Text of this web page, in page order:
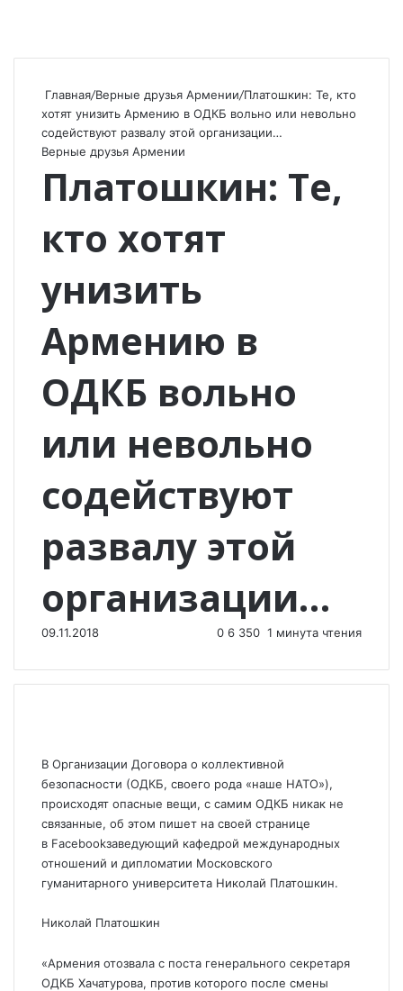
Главная/Верные друзья Армении/Платошкин: Те, кто
хотят унизить Армению в ОДКБ вольно или невольно
содействуют развалу этой организации…
Верные друзья Армении
Платошкин: Те,
кто хотят
унизить
Армению в
ОДКБ вольно
или невольно
содействуют
развалу этой
организации…
09.11.2018 0 6 350 1 минута чтения
В Организации Договора о коллективной
безопасности (ОДКБ, своего рода «наше НАТО»),
происходят опасные вещи, с самим ОДКБ никак не
связанные, об этом пишет на своей странице
в Facebookзаведующий кафедрой международных
отношений и дипломатии Московского
гуманитарного университета Николай Платошкин.
Николай Платошкин
«Армения отозвала с поста генерального секретаря
ОДКБ Хачатурова, против которого после смены